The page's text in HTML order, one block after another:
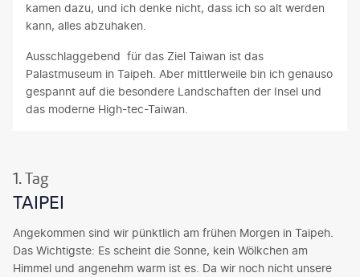
kamen dazu, und ich denke nicht, dass ich so alt werden
kann, alles abzuhaken.
Ausschlaggebend für das Ziel Taiwan ist das
Palastmuseum in Taipeh. Aber mittlerweile bin ich genauso
gespannt auf die besondere Landschaften der Insel und
das moderne High-tec-Taiwan.
1. Tag
TAIPEI
Angekommen sind wir pünktlich am frühen Morgen in Taipeh.
Das Wichtigste: Es scheint die Sonne, kein Wölkchen am
Himmel und angenehm warm ist es. Da wir noch nicht unsere